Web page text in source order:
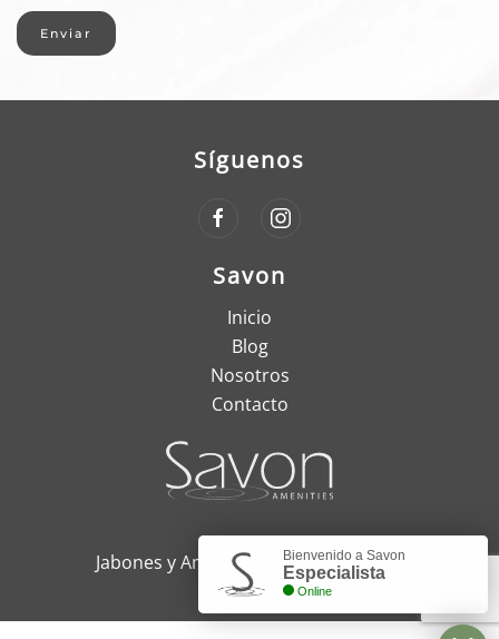
Enviar
Savon
Inicio
Blog
Nosotros
Contacto
Síguenos
Jabones y Amenities, Quito - Ecuador
Bienvenido a Savon
Especialista
Online